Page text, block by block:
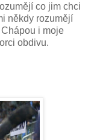
co jim chci
někdy rozumějí
i moje
obdivu.